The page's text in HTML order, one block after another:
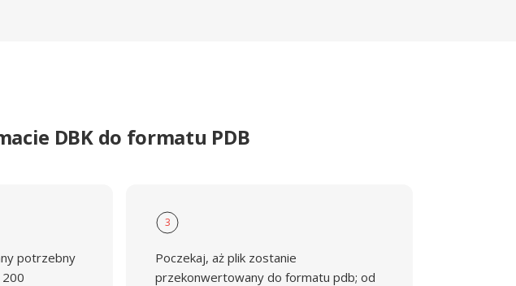
DBK do formatu PDB
potrzebny
3
Poczekaj, aż plik zostanie
przekonwertowany do formatu pdb; od